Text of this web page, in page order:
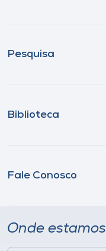
Pesquisa
Biblioteca
Fale Conosco
Onde estamos